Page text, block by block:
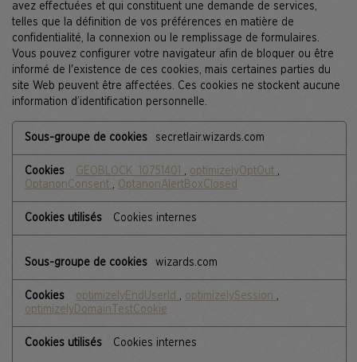
avez effectuées et qui constituent une demande de services,
telles que la définition de vos préférences en matière de
confidentialité, la connexion ou le remplissage de formulaires.
Vous pouvez configurer votre navigateur afin de bloquer ou être
informé de l'existence de ces cookies, mais certaines parties du
site Web peuvent être affectées. Ces cookies ne stockent aucune
information d’identification personnelle.
nécessaires
secretlair.wizards.com
GEOBLOCK_10751401 , optimizelyOptOut ,
OptanonConsent , OptanonAlertBoxClosed
Cookies internes
wizards.com
optimizelyEndUserId , optimizelySession ,
optimizelyDomainTestCookie
Cookies internes